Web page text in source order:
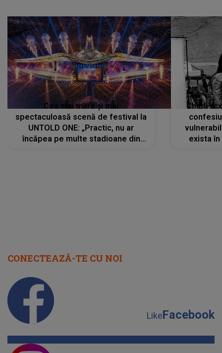
Cea mai mare și mai
spectaculoasă scenă de festival la
UNTOLD ONE: „Practic, nu ar
încăpea pe multe stadioane din
Charli
exista
CONECTEAZĂ-TE CU NOI
LikeFacebook